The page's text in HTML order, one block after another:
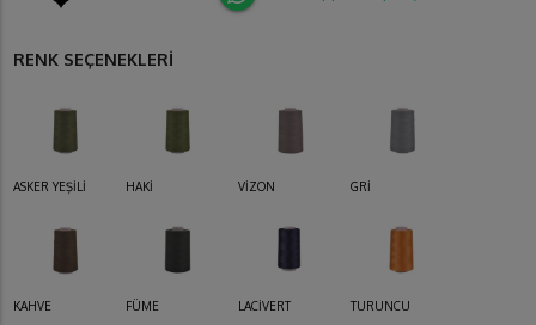
RENK SEÇENEKLERİ
ASKER YEŞİLİ HAKİ VİZON GRİ
KAHVE FÜME LACİVERT TURUNCU